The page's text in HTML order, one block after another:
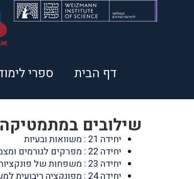
דף הבית ספרי
שילובים
יחידה 21 : משוואות ובעיות
יחידה 22 : מפרקים לגורמים ומצמצמים
יחידה 23 : משפחות של פונקציות
יחידה 24 : מפונקציה ריבועית למשוואה ריבועית